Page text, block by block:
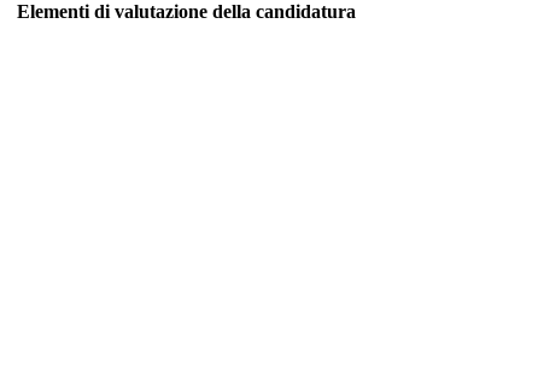
Elementi di valutazione della candidatura